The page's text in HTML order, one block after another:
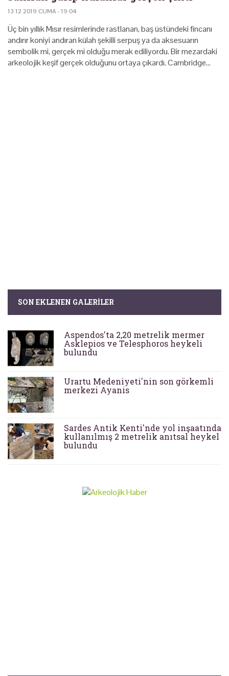
13.12.2019 CUMA - 19:04
Üç bin yıllık Mısır resimlerinde rastlanan, baş üstündeki fincanı
andırır koniyi andıran külah şekilli serpuş ya da aksesuarın
sembolik mi, gerçek mi olduğu merak ediliyordu. Bir mezardaki
arkeolojik keşif gerçek olduğunu ortaya çıkardı. Cambridge…
SON EKLENEN GALERILER
Aspendos'ta 2,20 metrelik mermer
Asklepios ve Telesphoros heykeli
bulundu
Urartu Medeniyeti'nin son görkemli
merkezi Ayanis
Sardes Antik Kenti'nde yol inşaatında
kullanılmış 2 metrelik anıtsal heykel
bulundu